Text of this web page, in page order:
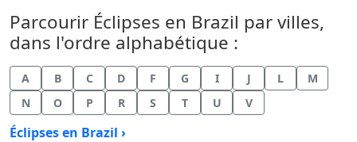
Parcourir Éclipses en Brazil par villes,
dans l'ordre alphabétique :
A B C D F G I J L
M
N
O P R S T U V
Éclipses en Brazil ›